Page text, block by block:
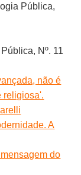
Pública,
Nº. 11
não é
religiosa'.
A
do